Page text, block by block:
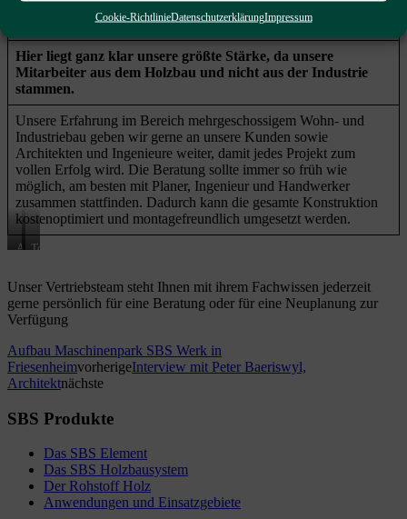
Cookie-RichtlinieDatenschutzerklärungImpressum
großzügigen Produktionshallen möglich sind.
Hier liegt ganz klar unsere größte Stärke, da unsere
Mitarbeiter aus dem Holzbau und nicht aus der Industrie
stammen.
Unsere Erfahrung im Bereich mehrgeschossigem Wohn- und
Industriebau geben wir gerne an unsere Kunden sowie
Architekten und Ingenieure weiter, damit jedes Projekt zum
vollen Erfolg wird. Die Beratung sollte immer so früh wie
möglich, am besten mit Planer, Ingenieur und Handwerker
zusammen stattfinden. Dadurch kann die gesamte Konstruktion
kostenoptimiert und montagefreundlich umgesetzt werden.
Andreas
SÜD,
Zimmerermeister
Mail:
as@sbselemente.de
Telefon:
0157
805
316
Tobias
Zimmerer,
Bautechniker
Mail:
tm@sbselemente.de
Telefon:
07821
588
20
Unser Vertriebsteam steht Ihnen mit ihrem Fachwissen jederzeit
gerne persönlich für eine Beratung oder für eine Neuplanung zur
Verfügung
Aufbau Maschinenpark SBS Werk in
FriesenheimvorherigeInterview mit Peter Baeriswyl,
Architektnächste
SBS Produkte
Das SBS Element
Das SBS Holzbausystem
Der Rohstoff Holz
Anwendungen und Einsatzgebiete